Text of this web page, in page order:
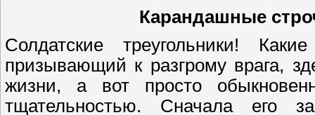
Карандашные
Солдатские треугольники!
призывающий к разгрому врага,
жизни, а вот просто
тщательностью. Сначала его